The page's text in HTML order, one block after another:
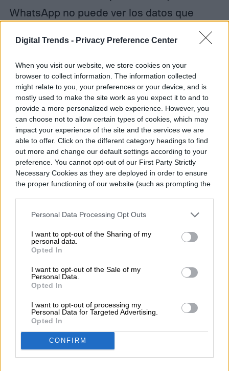
Digital Trends - Privacy Preference Center
When you visit our website, we store cookies on your
browser to collect information. The information collected
might relate to you, your preferences or your device, and is
mostly used to make the site work as you expect it to and to
provide a more personalized web experience. However, you
can choose not to allow certain types of cookies, which may
impact your experience of the site and the services we are
able to offer. Click on the different category headings to find
out more and change our default settings according to your
preference. You cannot opt-out of our First Party Strictly
Necessary Cookies as they are deployed in order to ensure
the proper functioning of our website (such as prompting the
Personal Data Processing Opt Outs
I want to opt-out of the Sharing of my
personal data.
Opted In
I want to opt-out of the Sale of my
Personal Data.
Opted In
I want to opt-out of processing my
Personal Data for Targeted Advertising.
Opted In
CONFIRM
WhatsApp no puede ver los datos que
manualmente la opción de copia de
seguridad cifrada de extremo a extremo
directamente dentro de WhatsApp para
iPhone si lo desea, incluso si ya habilitó las
copias de seguridad cifradas en WhatsApp
para Android.
Diego Bastarrica
Senior Editor
Content en Digital Trends en Español,
donde lidera la estrategia editorial, SEO…